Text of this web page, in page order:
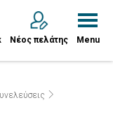
Νέος πελάτης Menu